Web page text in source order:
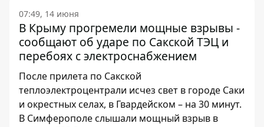
07:49, 14 июня
В Крыму прогремели мощные взрывы -
сообщают об ударе по Сакской ТЭЦ и
перебоях с электроснабжением
После прилета по Сакской
теплоэлектроцентрали исчез свет в городе Саки
и окрестных селах, в Гвардейском – на 30 минут.
В Симферополе слышали мощный взрыв в